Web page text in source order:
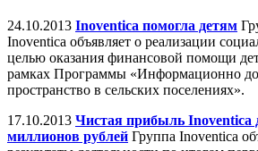
24.10.2013 Inoventica помогла детям
Inoventica объявляет о реализации
целью оказания финансовой помощи
рамках Программы «Информационно
пространство в сельских поселениях».
17.10.2013 Чистая прибыль Inoventica
миллионов рублей Группа Inoventica